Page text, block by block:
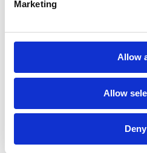
Marketing
Allow
Allow
Deny
Esker est la plateforme de
la digitalisation des directions
Les suites de solutions
fournisseur) et Order-to-Cash
s'appuient sur les dernières
et les flux de trésorerie,
favorisent une meilleure